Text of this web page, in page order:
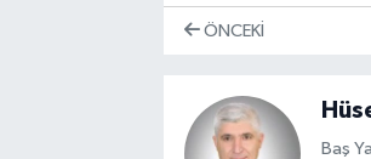
ÖNCEKI
Baş